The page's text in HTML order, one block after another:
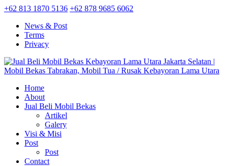
+62 813 1870 5136 +62 878 9685 6062
News & Post
Terms
Privacy
Home
About
Jual Beli Mobil Bekas
Artikel
Galery
Visi & Misi
Post
Post
Contact